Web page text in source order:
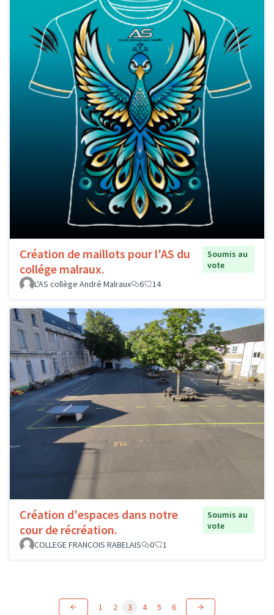
Création de maillots pour l'AS du
collége malraux.
Soumis au
vote
L'AS collège André Malraux
6 14
Création d'espaces dans notre
cour de récréation.
Soumis au
vote
COLLEGE FRANCOIS RABELAIS
0 1
1 2 3 4 5 6